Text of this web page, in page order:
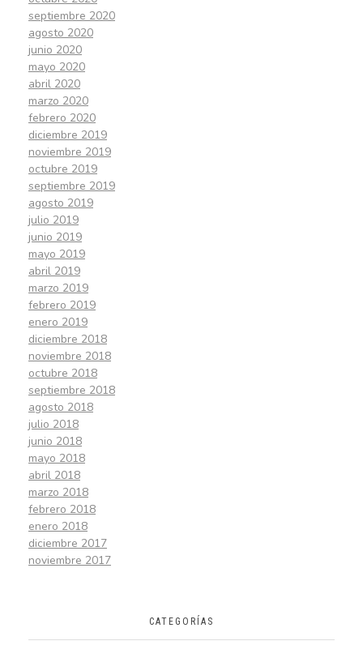
septiembre 2020
agosto 2020
junio 2020
mayo 2020
abril 2020
marzo 2020
febrero 2020
diciembre 2019
noviembre 2019
octubre 2019
septiembre 2019
agosto 2019
julio 2019
junio 2019
mayo 2019
abril 2019
marzo 2019
febrero 2019
enero 2019
diciembre 2018
noviembre 2018
octubre 2018
septiembre 2018
agosto 2018
julio 2018
junio 2018
mayo 2018
abril 2018
marzo 2018
febrero 2018
enero 2018
diciembre 2017
noviembre 2017
CATEGORÍAS